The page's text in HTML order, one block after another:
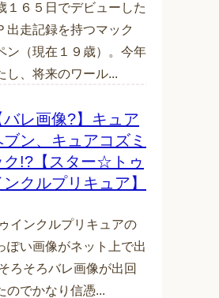
１６５日でデビューした
出走記録を持つマック
ン（現在１９歳）。今年
し、将来のワール...
バレ画像?】キュア
ブン、キュアコズミ
ク!?【スター☆トゥ
ンクルプリキュア】
インクルプリキュアの
ぽい画像がネット上で出
ろそろバレ画像が出回
のでかなり信憑...